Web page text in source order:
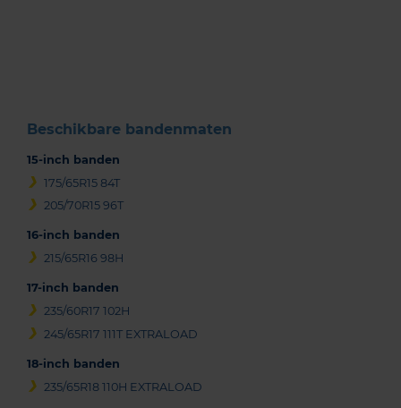
Beschikbare bandenmaten
15-inch banden
175/65R15 84T
205/70R15 96T
16-inch banden
215/65R16 98H
17-inch banden
235/60R17 102H
245/65R17 111T EXTRALOAD
18-inch banden
235/65R18 110H EXTRALOAD